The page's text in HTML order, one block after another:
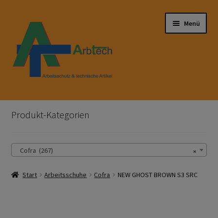
Navigation
springen
Inhalt
springen
Menü
Start
Aktionen und Angebote
Anfahrt
Produkt-Kategorien
×
Cofra (267)
Start Arbeitsschuhe Cofra NEW GHOST BROWN S3 SRC